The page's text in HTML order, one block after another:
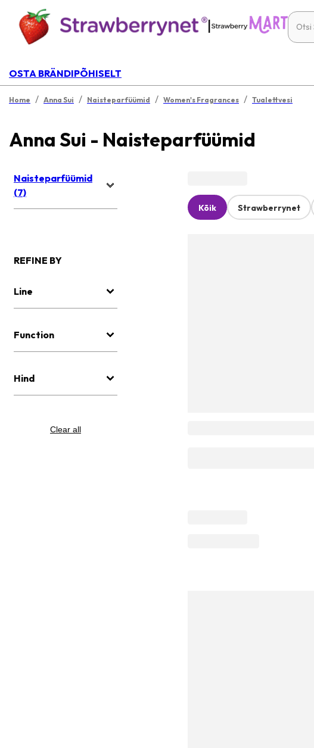
|
OSTA BRÄNDIPÕHISELT
Home / Anna Sui / Naisteparfüümid / Women's Fragrances / Tualettvesi
Anna Sui - Naisteparfüümid
Naisteparfüümid
(7)
REFINE BY
Line
Function
Hind
Clear all
Kõik Strawberrynet